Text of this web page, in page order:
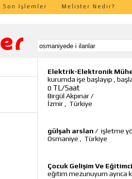
Son İşlemler Melister Nedir?
Elektrik-Elektronik
kurumda işe başlayıp ,
0 TL/Saat
Birgül Akpınar/
İzmir
Türkiye
gülşah arslan / işletme
Osmaniye
Türkiye
Çocuk Gelişim Ve
eğitim mezunuyum ayrıca